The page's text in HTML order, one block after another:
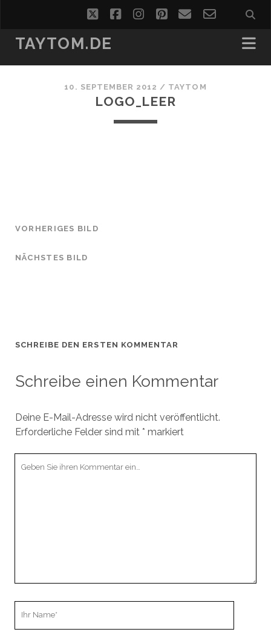
twitterfacebookinstagram
pinterest
emailemail-
form
TAYTOM.DE
10. SEPTEMBER 2012 / TAYTOM
LOGO_LEER
VORHERIGES BILD
NÄCHSTES BILD
SCHREIBE DEN ERSTEN KOMMENTAR
Schreibe einen Kommentar
Deine E-Mail-Adresse wird nicht veröffentlicht.
Erforderliche Felder sind mit * markiert